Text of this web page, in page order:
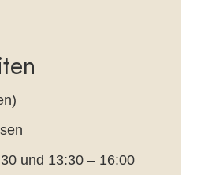
und 13:30 – 16:00